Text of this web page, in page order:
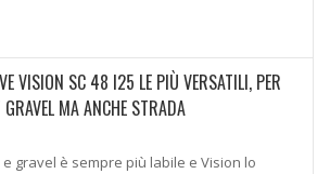
VISION SC 48 I25 LE PIÙ VERSATILI, PER
GRAVEL MA ANCHE STRADA
gravel è sempre più labile e Vision lo